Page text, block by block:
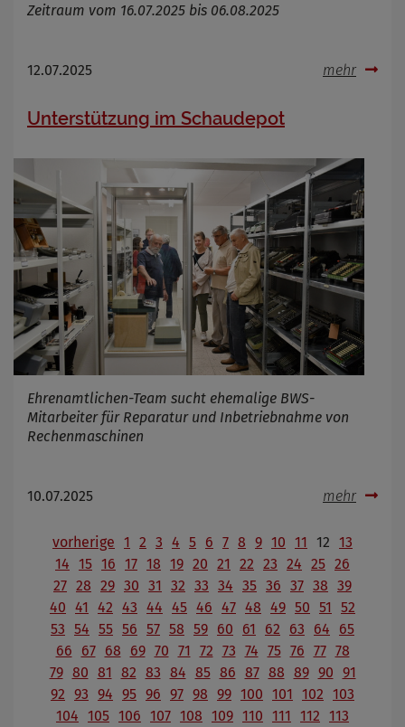
Zeitraum vom 16.07.2025 bis 06.08.2025
12.07.2025 mehr
Unterstützung im Schaudepot
Ehrenamtlichen-Team sucht ehemalige BWS-
Mitarbeiter für Reparatur und Inbetriebnahme von
Rechenmaschinen
10.07.2025 mehr
vorherige 1 2 3 4 5 6 7 8 9 10 11 12 13
14 15 16 17 18 19 20 21 22 23 24 25 26
27 28 29 30 31 32 33 34 35 36 37 38 39
40 41 42 43 44 45 46 47 48 49 50 51
52
53 54 55 56 57 58 59 60 61 62 63 64
65
66
67 68 69 70 71 72 73 74 75 76 77 78
79 80 81 82 83 84 85 86 87 88 89 90 91
92 93 94 95 96 97 98 99 100 101 102 103
104 105 106 107 108 109 110 111 112 113